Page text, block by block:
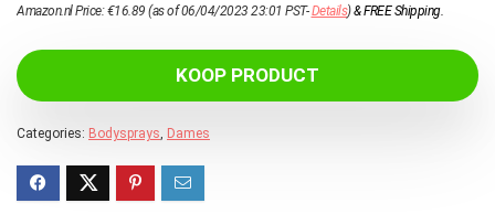
Amazon.nl Price:€16.89 (as of 06/04/2023 23:01 PST-Details)&FREE Shipping.
KOOP PRODUCT
Categories: Bodysprays, Dames